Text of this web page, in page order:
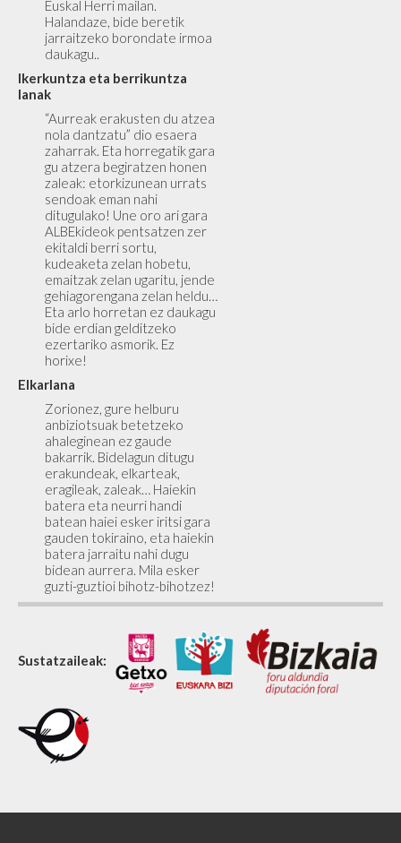
Euskal Herri mailan.
Halandaze, bide beretik
jarraitzeko borondate irmoa
daukagu..
Ikerkuntza eta berrikuntza
lanak
“Aurreak erakusten du atzea
nola dantzatu” dio esaera
zaharrak. Eta horregatik gara
gu atzera begiratzen honen
zaleak: etorkizunean urrats
sendoak eman nahi
ditugulako! Une oro ari gara
ALBEkideok pentsatzen zer
ekitaldi berri sortu,
kudeaketa zelan hobetu,
emaitzak zelan ugaritu, jende
gehiagorengana zelan heldu…
Eta arlo horretan ez daukagu
bide erdian gelditzeko
ezertariko asmorik. Ez
horixe!
Elkarlana
Zorionez, gure helburu
anbiziotsuak betetzeko
ahaleginean ez gaude
bakarrik. Bidelagun ditugu
erakundeak, elkarteak,
eragileak, zaleak… Haiekin
batera eta neurri handi
batean haiei esker iritsi gara
gauden tokiraino, eta haiekin
batera jarraitu nahi dugu
bidean aurrera. Mila esker
guzti-guztioi bihotz-bihotzez!
Sustatzaileak: